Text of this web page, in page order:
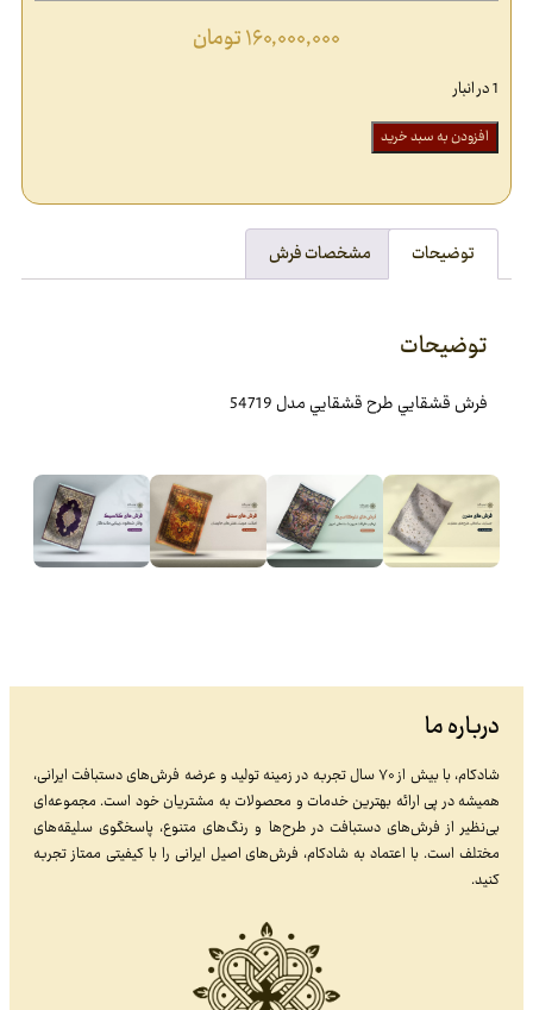
۱۶۰,۰۰۰,۰۰۰تومان
1 در انبار
افزودن به سبد خرید
توضیحات مشخصات فرش
توضیحات
فرش قشقايي طرح قشقايي مدل 54719
درباره ما
شادکام، با بیش از ۷۰ سال تجربه در زمینه تولید و عرضه فرش‌های دستبافت ایرانی،
همیشه در پی ارائه بهترین خدمات و محصولات به مشتریان خود است. مجموعه‌ای
بی‌نظیر از فرش‌های دستبافت در طرح‌ها و رنگ‌های متنوع، پاسخگوی سلیقه‌های
مختلف است. با اعتماد به شادکام، فرش‌های اصیل ایرانی را با کیفیتی ممتاز تجربه
کنید.